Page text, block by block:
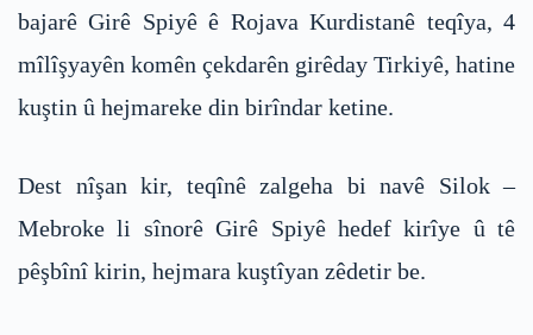
bajarê Girê Spiyê ê Rojava Kurdistanê teqîya, 4
mîlîşyayên komên çekdarên girêday Tirkiyê, hatine
kuştin û hejmareke din birîndar ketine.
Dest nîşan kir, teqînê zalgeha bi navê Silok –
Mebroke li sînorê Girê Spiyê hedef kirîye û tê
pêşbînî kirin, hejmara kuştîyan zêdetir be.